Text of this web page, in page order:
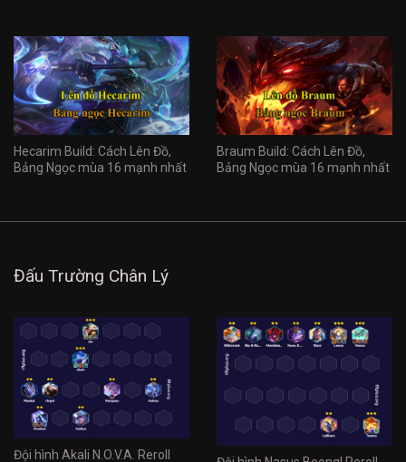
Hecarim Build: Cách Lên Đồ,
Bảng Ngọc mùa 16 mạnh nhất
Braum Build: Cách Lên Đồ,
Bảng Ngọc mùa 16 mạnh nhất
Đấu Trường Chân Lý
Đội hình Akali N.O.V.A. Reroll